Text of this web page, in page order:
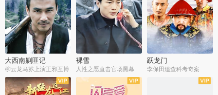
大西南剿匪记
柳云龙马苏上演正邪互博
裸雪
人性之恶直击官场黑幕
跃龙门
李保田追查科考奇案
全36集
全37集